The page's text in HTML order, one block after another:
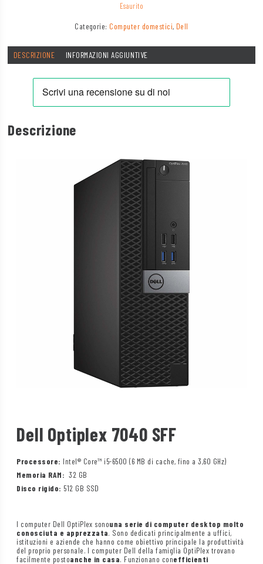
Esaurito
Categorie: Computer domestici, Dell
DESCRIZIONE INFORMAZIONI AGGIUNTIVE
Descrizione
Dell Optiplex 7040 SFF
Processore: Intel® Core™ i5-6500 (6 MB di cache, fino a 3,60 GHz)
Memoria RAM:32 GB
Disco rigido: 512 GB SSD
I computer Dell OptiPlex sonouna serie di computer desktop molto
conosciuta e apprezzata. Sono dedicati principalmente a uffici,
istituzioni e aziende che hanno come obiettivo principale la produttività
del proprio personale. I computer Dell della famiglia OptiPlex trovano
facilmente postoanche in casa. Funzionano conefficienti